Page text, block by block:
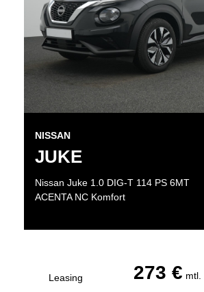
NISSAN
JUKE
Nissan Juke 1.0 DIG-T 114 PS 6MT
ACENTA NC Komfort
Leasing 273 € mtl.